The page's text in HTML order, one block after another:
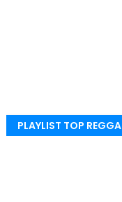
PLAYLIST TOP